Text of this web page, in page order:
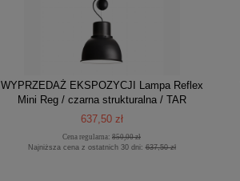
WYPRZEDAŻ EKSPOZYCJI Lampa Reflex
Mini Reg / czarna strukturalna / TAR
637,50 zł
Cena regularna: 850,00 zł
Najniższa cena z ostatnich 30 dni:637,50 zł